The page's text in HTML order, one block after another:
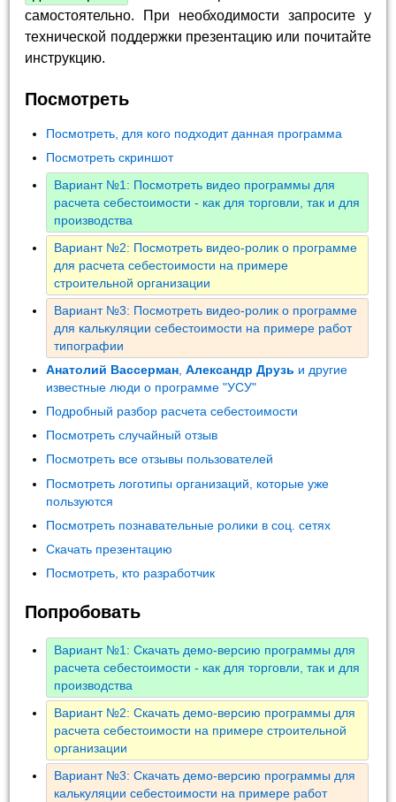
самостоятельно. При необходимости запросите у
технической поддержки презентацию или почитайте
инструкцию.
Посмотреть
Посмотреть, для кого подходит данная программа
Посмотреть скриншот
Вариант №1: Посмотреть видео программы для
расчета себестоимости - как для торговли, так и для
производства
Вариант №2: Посмотреть видео-ролик о программе
для расчета себестоимости на примере
строительной организации
Вариант №3: Посмотреть видео-ролик о программе
для калькуляции себестоимости на примере работ
типографии
Анатолий Вассерман ,Александр Друзь и другие
известные люди о программе "УСУ"
Подробный разбор расчета себестоимости
Посмотреть случайный отзыв
Посмотреть все отзывы пользователей
Посмотреть логотипы организаций, которые уже
пользуются
Посмотреть познавательные ролики в соц. сетях
Скачать презентацию
Посмотреть, кто разработчик
Попробовать
Вариант №1: Скачать демо-версию программы для
расчета себестоимости - как для торговли, так и для
производства
Вариант №2: Скачать демо-версию программы для
расчета себестоимости на примере строительной
организации
Вариант №3: Скачать демо-версию программы для
калькуляции себестоимости на примере работ